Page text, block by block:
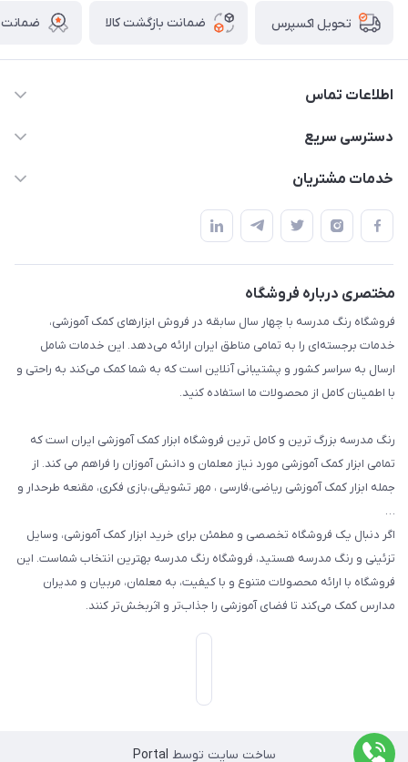
تحویل اکسپرس ضمانت بازگشت کالا ضمانت
اطلاعات تماس
02136781755
دسترسی سریع
پلنر و دفتر
استایل معلم و دانش آموز
بازی و نمایش
تزئین کلاس
طرح های تشویقی
گیفت ها و جوایز
سایر محصولات
خدمات مشتریان
قوانین و مقررات
حریم خصوصی
مختصری درباره فروشگاه
فروشگاه رنگ مدرسه با چهار سال سابقه در فروش ابزارهای کمک آموزشی،
خدمات برجسته‌ای را به تمامی مناطق ایران ارائه می‌دهد. این خدمات شامل
ارسال به سراسر کشور و پشتیبانی آنلاین است که به شما کمک می‌کند به راحتی و
با اطمینان کامل از محصولات ما استفاده کنید.
رنگ مدرسه بزرگ ترین و کامل ترین فروشگاه ابزار کمک آموزشی ایران است که
تمامی ابزار کمک آموزشی مورد نیاز معلمان و دانش آموزان را فراهم می کند. از
جمله ابزار کمک آموزشی ریاضی،فارسی ، مهر تشویقی،بازی فکری، مقنعه طرحدار و
…
اگر دنبال یک فروشگاه تخصصی و مطمئن برای خرید ابزار کمک آموزشی، وسایل
تزئینی و رنگ مدرسه هستید، فروشگاه رنگ مدرسه بهترین انتخاب شماست. این
فروشگاه با ارائه محصولات متنوع و با کیفیت، به معلمان، مربیان و مدیران
مدارس کمک می‌کند تا فضای آموزشی را جذاب‌تر و اثربخش‌تر کنند.
ساخت سایت توسط Portal